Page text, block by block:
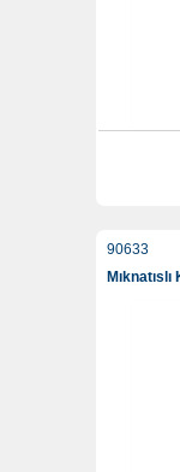
90633